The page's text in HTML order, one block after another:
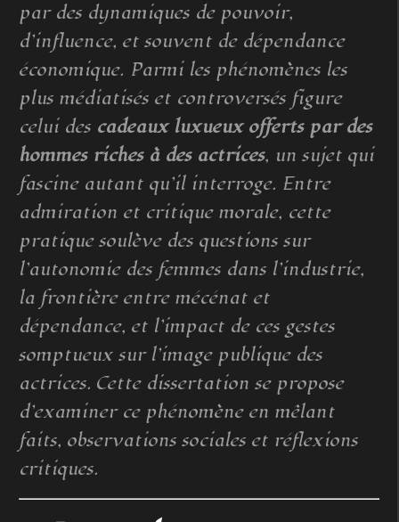
par des dynamiques de pouvoir,
d’influence, et souvent de dépendance
économique. Parmi les phénomènes les
plus médiatisés et controversés figure
celui des cadeaux luxueux offerts par des
hommes riches à des actrices, un sujet qui
fascine autant qu’il interroge. Entre
admiration et critique morale, cette
pratique soulève des questions sur
l’autonomie des femmes dans l’industrie,
la frontière entre mécénat et
dépendance, et l’impact de ces gestes
somptueux sur l’image publique des
actrices. Cette dissertation se propose
d’examiner ce phénomène en mêlant
faits, observations sociales et réflexions
critiques.